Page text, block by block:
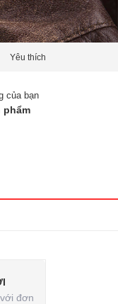
Yêu thích
của bạn
phẩm
đơn